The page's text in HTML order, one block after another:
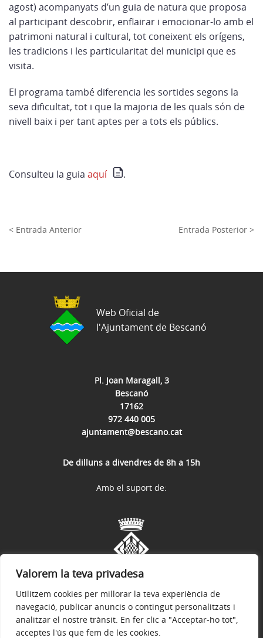
Valorem la teva privadesa
Utilitzem cookies per millorar la teva experiència de
navegació, publicar anuncis o contingut personalitzats i
analitzar el nostre trànsit. En fer clic a "Acceptar-ho tot",
acceptes l'ús que fem de les cookies.
agost) acompanyats d’un guia de natura que proposa
al participant descobrir, enflairar i emocionar-lo amb el
patrimoni natural i cultural, tot coneixent els orígens,
les tradicions i les particularitat del municipi que es
visita.
El programa també diferencia les sortides segons la
seva dificultat, tot i que la majoria de les quals són de
nivell baix i per tant aptes per a tots els públics.
Consulteu la guia aquí .
< Entrada Anterior Entrada Posterior >
Pl. Joan Maragall, 3
Bescanó
17162
972 440 005
ajuntament@bescano.cat
De dilluns a divendres de 8h a 15h
Web Oficial de
l'Ajuntament de Bescanó
Avís legal Política de privacitat
Amb el suport de: